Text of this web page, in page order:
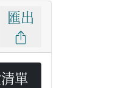
匯出
單